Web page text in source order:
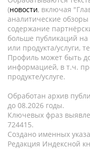
(новости, включая
аналитические
содержание
больше публикаций
или продукта/услуги,
Профиль может быть
информацией, в т.ч.
продукте/услуге.
Обработан архив
до 08.2026 годы.
Ключевых фраз
724415.
Создано именных
Редакция Индексной